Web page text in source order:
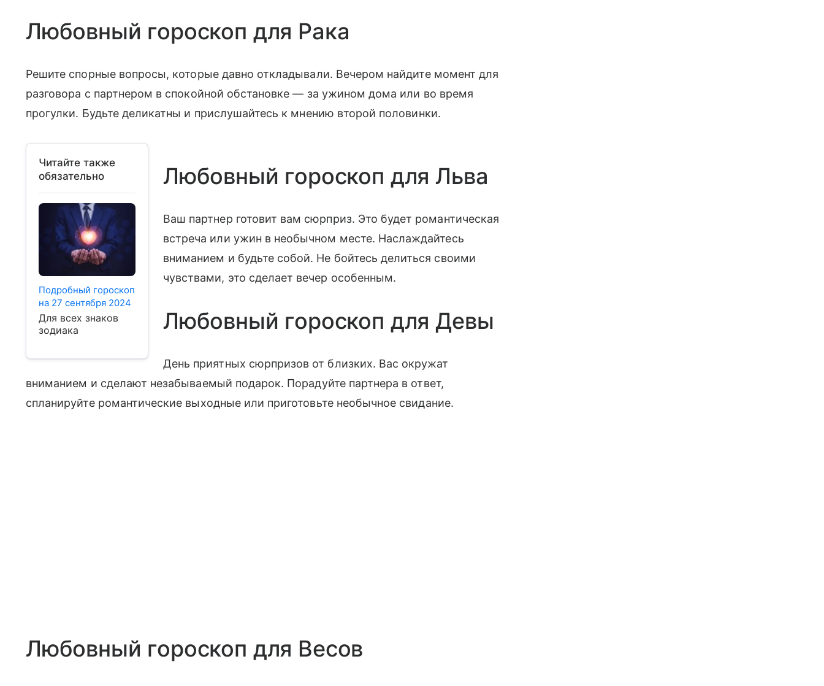
Любовный гороскоп для Рака
Решите спорные вопросы, которые давно откладывали. Вечером найдите момент для
разговора с партнером в спокойной обстановке — за ужином дома или во время
прогулки. Будьте деликатны и прислушайтесь к мнению второй половинки.
Читайте также
обязательно
Подробный гороскоп
на 27 сентября 2024
Для всех знаков
зодиака
Любовный гороскоп для Льва
Ваш партнер готовит вам сюрприз. Это будет романтическая
встреча или ужин в необычном месте. Наслаждайтесь
вниманием и будьте собой. Не бойтесь делиться своими
чувствами, это сделает вечер особенным.
Любовный гороскоп для Девы
День приятных сюрпризов от близких. Вас окружат
вниманием и сделают незабываемый подарок. Порадуйте партнера в ответ,
спланируйте романтические выходные или приготовьте необычное свидание.
Любовный гороскоп для Весов